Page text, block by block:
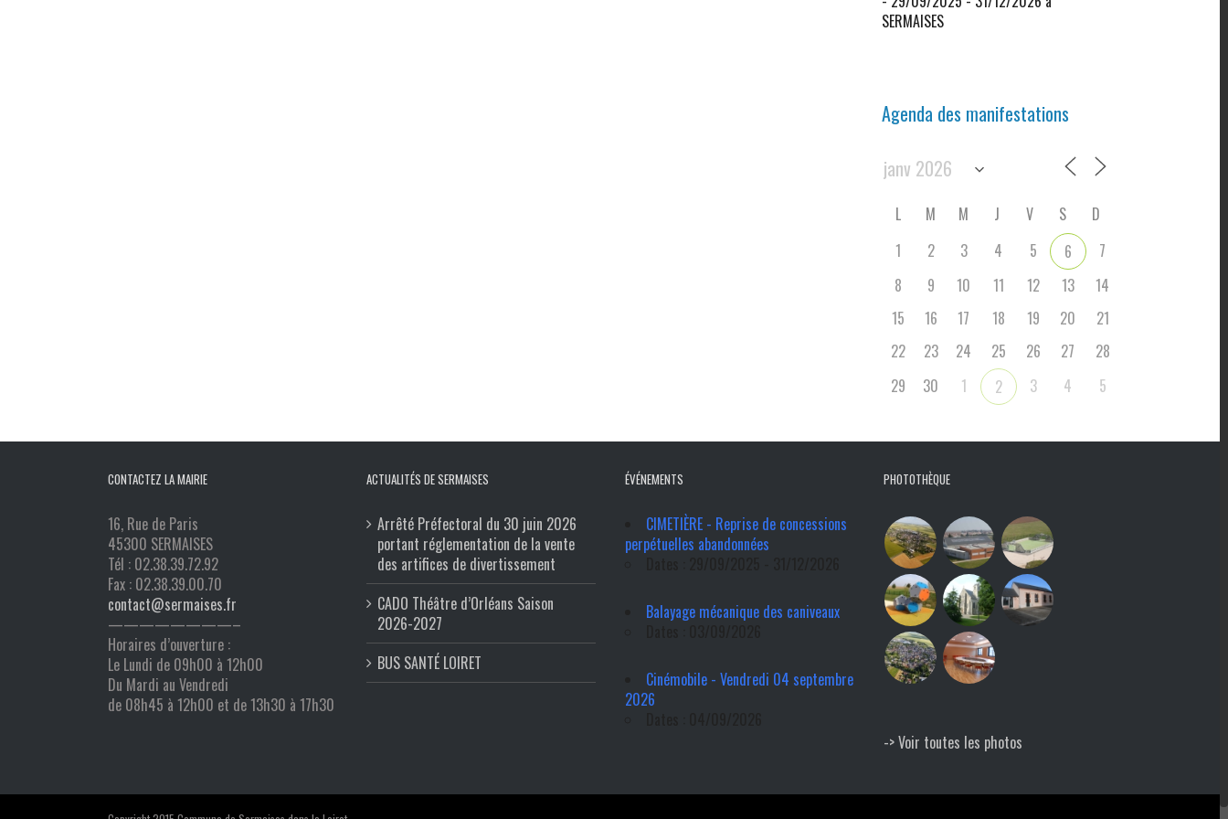
SERMAISES
Agenda des manifestations
L M M J V S
D
1
2 3 4 5 6
7
8
9 10 11 12 13
14
15
16 17 18 19 20
21
22
23 24 25 26 27
28
29
30 1 2 3 4 5
CONTACTEZ LA MAIRIE
16, Rue de Paris
45300 SERMAISES
Tél : 02.38.39.72.92
Fax : 02.38.39.00.70
contact@sermaises.fr
————————–
Horaires d’ouverture :
Le Lundi de 09h00 à 12h00
Du Mardi au Vendredi
de 08h45 à 12h00 et de 13h30 à 17h30
ACTUALITÉS DE SERMAISES
Arrêté Préfectoral du 30 juin 2026
portant réglementation de la vente
des artifices de divertissement
CADO Théâtre d’Orléans Saison
2026-2027
BUS SANTÉ LOIRET
ÉVÉNEMENTS
CIMETIÈRE - Reprise de concessions
perpétuelles abandonnées
Balayage mécanique des caniveaux
Cinémobile - Vendredi 04 septembre
2026
PHOTOTHÈQUE
-> Voir toutes les photos